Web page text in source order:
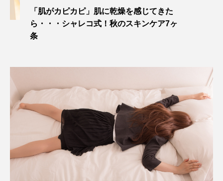
「肌がカピカピ」肌に乾燥を感じてきた
ら・・・シャレコ式！秋のスキンケア7ヶ
条